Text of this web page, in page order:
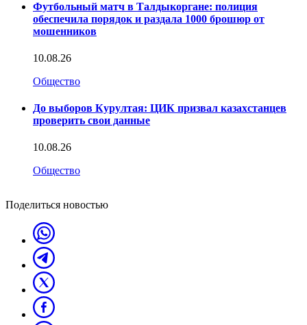
Футбольный матч в Талдыкоргане: полиция
обеспечила порядок и раздала 1000 брошюр от
мошенников
10.08.26
Общество
До выборов Курултая: ЦИК призвал казахстанцев
проверить свои данные
10.08.26
Общество
Поделиться новостью